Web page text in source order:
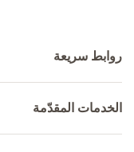
روابط سريعة
الخدمات المقدّمة